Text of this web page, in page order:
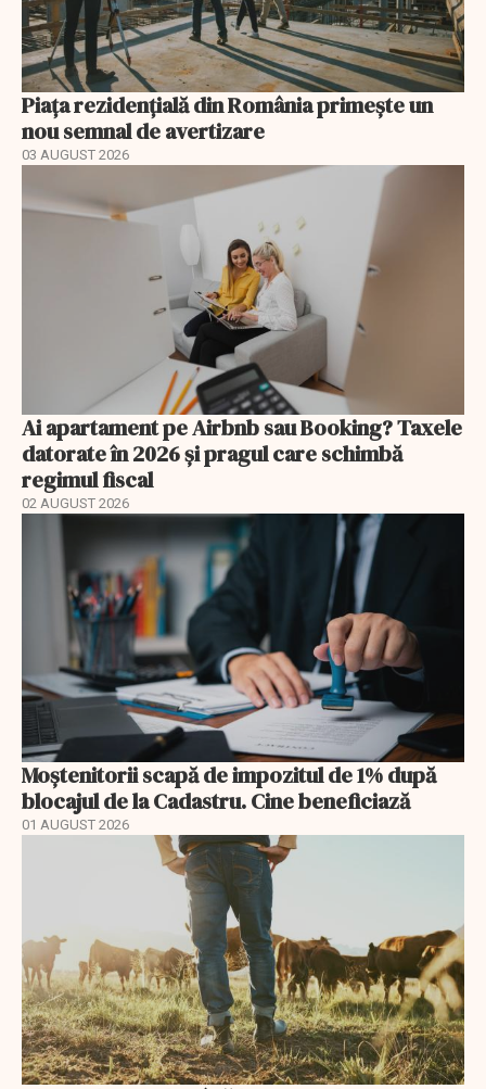
Piața rezidențială din România primește un
nou semnal de avertizare
03 AUGUST 2026
Ai apartament pe Airbnb sau Booking? Taxele
datorate în 2026 și pragul care schimbă
regimul fiscal
02 AUGUST 2026
Moștenitorii scapă de impozitul de 1% după
blocajul de la Cadastru. Cine beneficiază
01 AUGUST 2026